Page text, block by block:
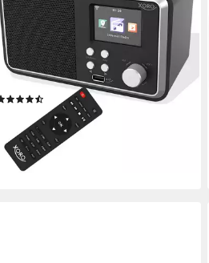
FM, Bluetooth, App-Steuerung
Internet-Radio
3 W Leistung
externes Netzteil
Stromversorgung
0,79 kg Gewicht
lieferbar - in 3-4 Werktagen bei dir